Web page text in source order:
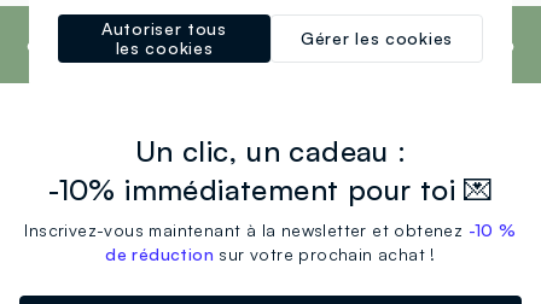
footer.ariatitlePour la troisième année consécutive, le Groupe
OVS est à la 1ère place du Fashion
Transparency Index 2023.En savoir plus
Un clic, un cadeau :
-10% immédiatement pour toi 💌
Inscrivez-vous maintenant à la newsletter et obtenez -10 %
de réduction sur votre prochain achat !
Gérer les cookies
Autoriser tous
les cookies